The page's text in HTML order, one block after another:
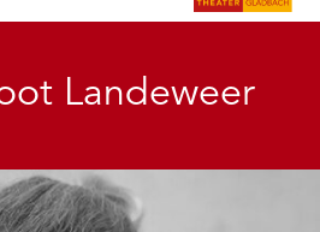
ÖFFNEN
Landeweer